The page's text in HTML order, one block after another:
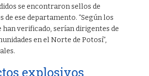
se encontraron sellos de
de ese departamento. “Según los
han verificado, serían dirigentes de
en el Norte de Potosí”,
explosivos